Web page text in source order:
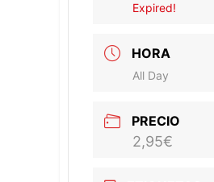
Expired!
HORA
All Day
PRECIO
2,95€